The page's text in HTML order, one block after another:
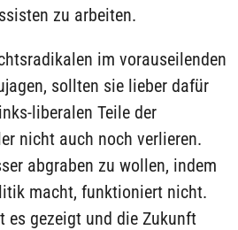
zu arbeiten.
im vorauseilenden
sollten sie lieber dafür
liberalen Teile der
nicht auch noch verlieren.
abgraben zu wollen, indem
macht, funktioniert nicht.
es gezeigt und die Zukunft